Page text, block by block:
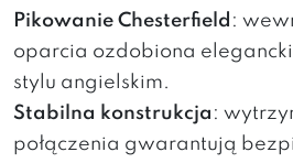
Pikowanie Chesterfield :
oparcia ozdobiona
stylu angielskim.
Stabilna konstrukcja :
połączenia gwarantują